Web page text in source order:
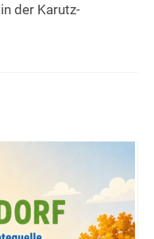
der Karutz-